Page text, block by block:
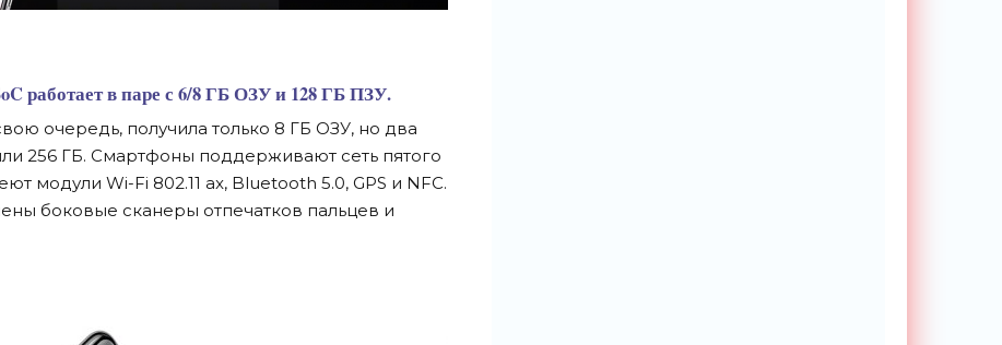
работает в паре с 6/8 ГБ ОЗУ и 128 ГБ ПЗУ.
очередь, получила только 8 ГБ ОЗУ, но два
256 ГБ. Смартфоны поддерживают сеть пятого
модули Wi-Fi 802.11 ax, Bluetooth 5.0, GPS и NFC.
боковые сканеры отпечатков пальцев и